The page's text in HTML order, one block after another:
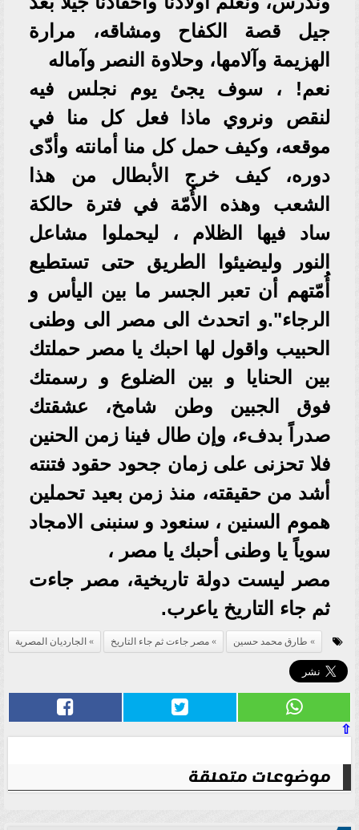
جيل قصة الكفاح ومشاقه، مرارة
الهزيمة وآلامها، وحلاوة النصر وآماله
نعم! ، سوف يجئ يوم نجلس فيه
لنقص ونروي ماذا فعل كل منا في
موقعه، وكيف حمل كل منا أمانته وأدّى
دوره، كيف خرج الأبطال من هذا
الشعب وهذه الأُمّة في فترة حالكة
ساد فيها الظلام ، ليحملوا مشاعل
النور وليضيئوا الطريق حتى تستطيع
أُمّتهم أن تعبر الجسر ما بين اليأس و
الرجاء".و اتحدث الى مصر الى وطنى
الحبيب واقول لها احبك يا مصر حملتك
بين الحنايا و بين الضلوع و رسمتك
فوق الجبين وطن شامخ، عشقتك
صدراً بدفء، وإن طال فينا زمن الحنين
فلا تحزنى على زمان جحود حقود فتنته
أشد من حقيقته، منذ زمن بعيد تحملين
هموم السنين ، سنعود و سنبنى الامجاد
سوياً يا وطنى أحبك يا مصر ،
مصر ليست دولة تاريخية، مصر جاءت
ثم جاء التاريخ ياعرب.
طارق محمد حسين مصر جاءت ثم جاء التاريخ الجارديان المصرية
⇧
موضوعات متعلقة